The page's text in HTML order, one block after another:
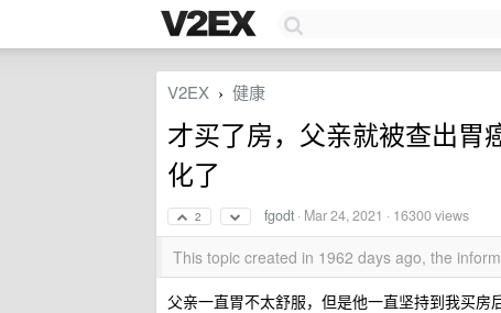
V2EX › 健康
才买了房，父亲就被查出胃
化了
2 fgodt · Mar 24, 2021 · 16300 views
This topic created in 1962 days ago, the
父亲一直胃不太舒服，但是他一直坚持到我买房